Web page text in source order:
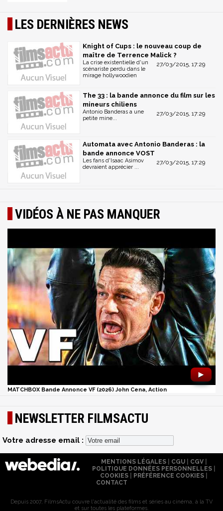
LES DERNIÈRES NEWS
Knight of Cups : le nouveau coup de
maître de Terrence Malick ?
27/03/2015, 17:29
La crise existentielle d'un
scénariste perdu dans le
mirage hollywoodien
The 33 : la bande annonce du film sur les
mineurs chiliens
27/03/2015, 17:29
Antonio Banderas a une
petite mine...
Automata avec Antonio Banderas : la
bande annonce VOST
27/03/2015, 17:29
Les fans d'Isaac Asimov
devraient apprécier ...
VIDÉOS À NE PAS MANQUER
►
MATCHBOX Bande Annonce VF (2026) John Cena, Action
NEWSLETTER FILMSACTU
Votre adresse email :
MENTIONS LÉGALES| CGU| CGV|
POLITIQUE DONNÉES PERSONNELLES
COOKIES
PRÉFÉRENCE COOKIES
CONTACT
Depuis 2007, FilmsActu couvre l'actualité des films et séries au cinéma, à la TV
et sur toutes les plateformes.